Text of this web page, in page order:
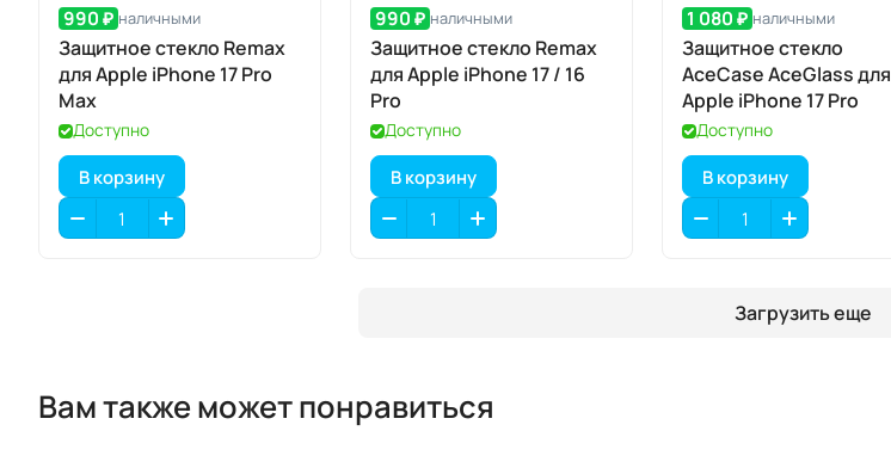
990 ₽ наличными
Защитное стекло Remax
для Apple iPhone 17 Pro
Max
Доступно
В корзину
990 ₽ наличными
Защитное стекло Remax
для Apple iPhone 17 / 16
Pro
Доступно
В корзину
1 080 ₽ наличными
Защитное стекло
AceCase AceGlass для
Apple iPhone 17 Pro
Доступно
В корзину
Загрузить еще
Вам также может понравиться